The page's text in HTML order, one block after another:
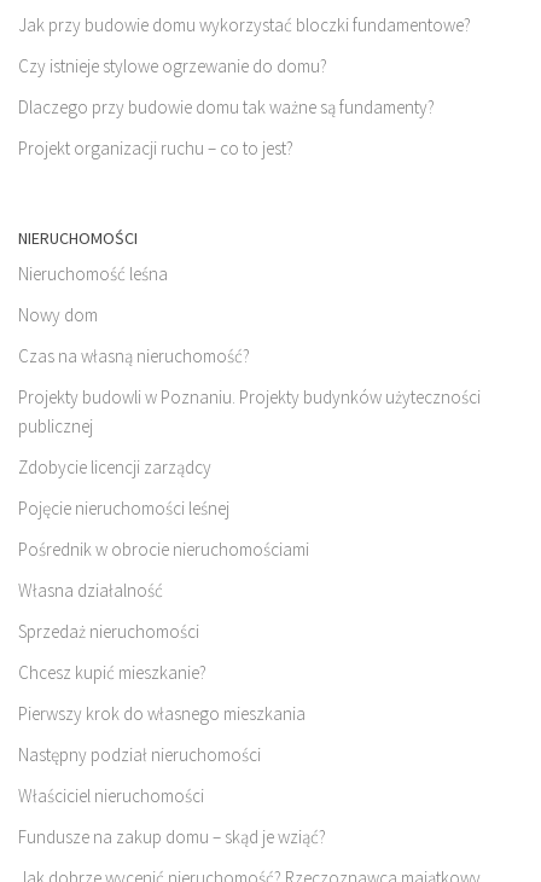
Jak przy budowie domu wykorzystać bloczki fundamentowe?
Czy istnieje stylowe ogrzewanie do domu?
Dlaczego przy budowie domu tak ważne są fundamenty?
Projekt organizacji ruchu – co to jest?
NIERUCHOMOŚCI
Nieruchomość leśna
Nowy dom
Czas na własną nieruchomość?
Projekty budowli w Poznaniu. Projekty budynków użyteczności
publicznej
Zdobycie licencji zarządcy
Pojęcie nieruchomości leśnej
Pośrednik w obrocie nieruchomościami
Własna działalność
Sprzedaż nieruchomości
Chcesz kupić mieszkanie?
Pierwszy krok do własnego mieszkania
Następny podział nieruchomości
Właściciel nieruchomości
Fundusze na zakup domu – skąd je wziąć?
Jak dobrze wycenić nieruchomość? Rzeczoznawca majątkowy